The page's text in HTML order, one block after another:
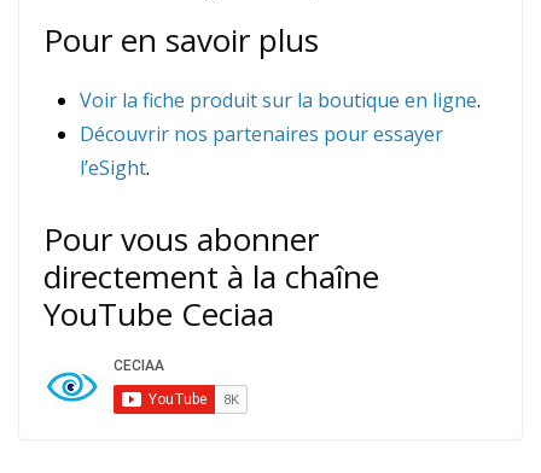
Pour en savoir plus
Voir la fiche produit sur la boutique en ligne.
Découvrir nos partenaires pour essayer
l’eSight.
Pour vous abonner
directement à la chaîne
YouTube Ceciaa